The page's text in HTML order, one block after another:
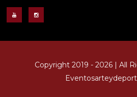
Copyright 2019 - 2026 | All